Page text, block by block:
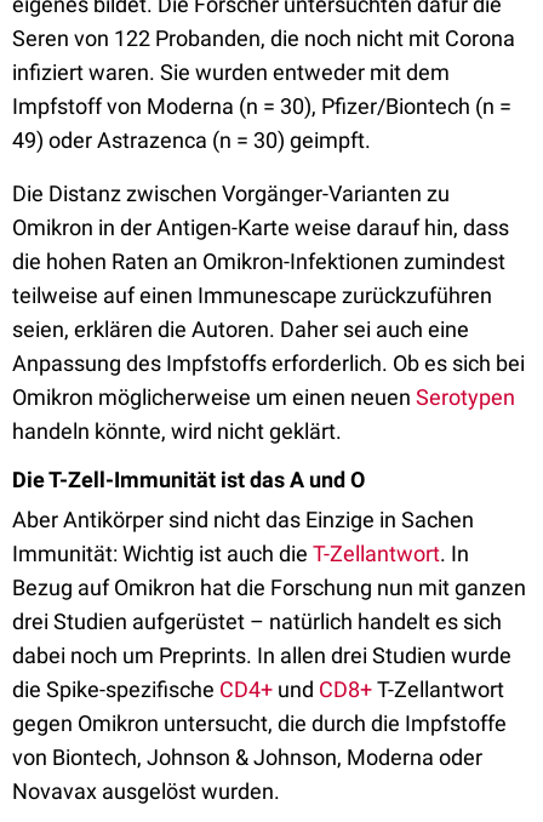
Seren von 122 Probanden, die noch nicht mit Corona
infiziert waren. Sie wurden entweder mit dem
Impfstoff von Moderna (n = 30), Pfizer/Biontech (n =
49) oder Astrazenca (n = 30) geimpft.
Die Distanz zwischen Vorgänger-Varianten zu
Omikron in der Antigen-Karte weise darauf hin, dass
die hohen Raten an Omikron-Infektionen zumindest
teilweise auf einen Immunescape zurückzuführen
seien, erklären die Autoren. Daher sei auch eine
Anpassung des Impfstoffs erforderlich. Ob es sich bei
Omikron möglicherweise um einen neuen Serotypen
handeln könnte, wird nicht geklärt.
Die T-Zell-Immunität ist das A und O
Aber Antikörper sind nicht das Einzige in Sachen
Immunität: Wichtig ist auch die T-Zellantwort. In
Bezug auf Omikron hat die Forschung nun mit ganzen
drei Studien aufgerüstet – natürlich handelt es sich
dabei noch um Preprints. In allen drei Studien wurde
die Spike-spezifische CD4+ und CD8+T-Zellantwort
gegen Omikron untersucht, die durch die Impfstoffe
von Biontech, Johnson & Johnson, Moderna oder
Novavax ausgelöst wurden.